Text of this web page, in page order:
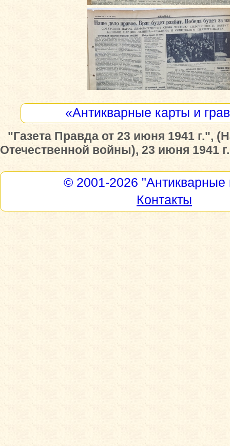
«Антикварные карты и
"Газета Правда от 23 июня 1941 г.",
Отечественной войны), 23 июня 1941 г.
© 2001-2026 "Антикварные
Контакты